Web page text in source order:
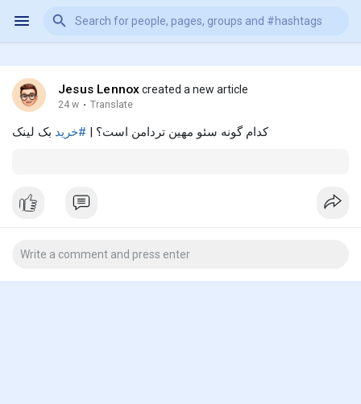
Jesus Lennoxcreated a new article
24 w · Translate
کدام گونه سئو مهین تردامن است؟ | #خرید بک لینک